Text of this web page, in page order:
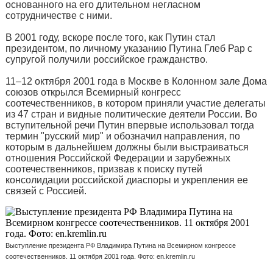
основанного на его длительном негласном
сотрудничестве с ними.
В 2001 году, вскоре после того, как Путин стал
президентом, по личному указанию Путина Глеб Рар с
супругой получили российское гражданство.
11–12 октября 2001 года в Москве в Колонном зале Дома
союзов открылся Всемирный конгресс
соотечественников, в котором приняли участие делегаты
из 47 стран и видные политические деятели России. Во
вступительной речи Путин впервые использовал тогда
термин "русский мир" и обозначил направления, по
которым в дальнейшем должны были выстраиваться
отношения Российской Федерации и зарубежных
соотечественников, призвав к поиску путей
консолидации российской диаспоры и укрепления ее
связей с Россией.
Выступление президента РФ Владимира Путина на Всемирном конгрессе
соотечественников. 11 октября 2001 года. Фото: en.kremlin.ru